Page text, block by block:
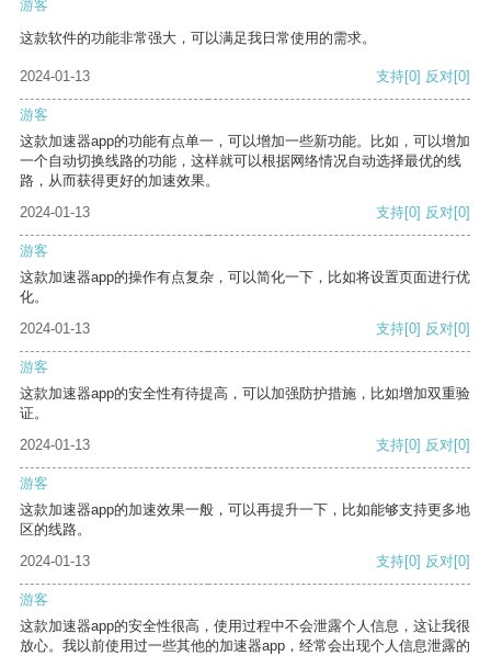
游客
这款软件的功能非常强大，可以满足我日常使用的需求。
2024-01-13 支持[0] 反对[0]
游客
这款加速器app的功能有点单一，可以增加一些新功能。比如，可以增加
一个自动切换线路的功能，这样就可以根据网络情况自动选择最优的线
路，从而获得更好的加速效果。
2024-01-13
支持[0] 反对[0]
游客
这款加速器app的操作有点复杂，可以简化一下，比如将设置页面进行优
化。
2024-01-13
支持[0] 反对[0]
游客
这款加速器app的安全性有待提高，可以加强防护措施，比如增加双重验
证。
2024-01-13
支持[0] 反对[0]
游客
这款加速器app的加速效果一般，可以再提升一下，比如能够支持更多地
区的线路。
2024-01-13
支持[0] 反对[0]
游客
这款加速器app的安全性很高，使用过程中不会泄露个人信息，这让我很
放心。我以前使用过一些其他的加速器app，经常会出现个人信息泄露的